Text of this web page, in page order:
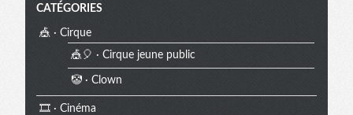
CATÉGORIES
🎪 · Cirque
🎪🎈 · Cirque jeune public
🤡 · Clown
🎞️ · Cinéma